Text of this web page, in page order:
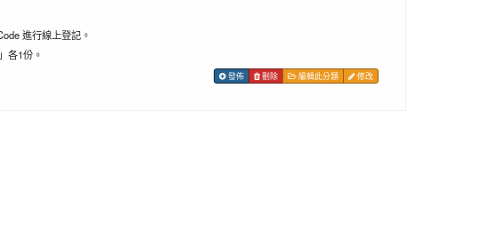
進行線上登記。
各1份。
發佈 刪除 編輯此分類 修改